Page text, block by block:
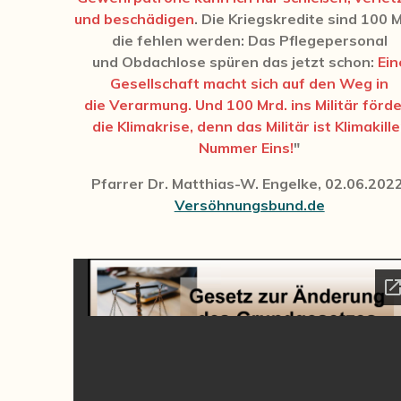
und beschädigen. Die Kriegskredite sind 100
die fehlen werden: Das Pflegepersonal
und Obdachlose spüren das jetzt schon:
Gesellschaft macht sich auf den Weg in
die Verarmung. Und 100 Mrd. ins Militär
die Klimakrise, denn das Militär ist
Nummer Eins!"
Pfarrer Dr. Matthias-W. Engelke,
Versöhnungsbund.de